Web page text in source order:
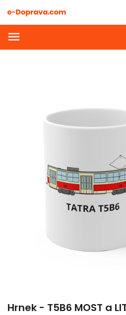
Hrnek - T5B6 MOST a